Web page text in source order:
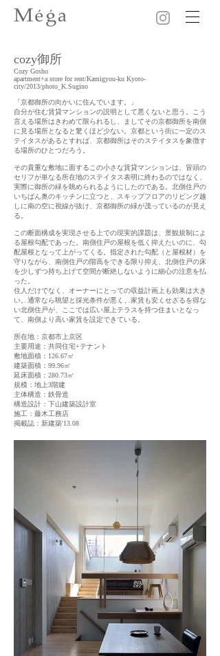
cozy御所
Cozy Gosho
apartment+a store for rent/Kamigyou-ku Kyoto-
city/2013/photo_K.Sugino
「京都御所の向かいに住んでいます。」
自分が住む賃貸マンションの説明として悪くないと思う。こう
言える場所はきわめて限られるし、ましてその京都御所を南側
に見る場所となると驚くほど少ない。京都という街に一定のス
テイタスがあるとすれば、京都御所はそのステイタスを象徴す
る場所のひとつだろう。
その貴重な敷地に面するこの小さな賃貸マンションは、冒頭の
セリフが単なる所在地のステイタス表明に終わるのではなく、
実際に御所の緑を眺められるようにしたのである。北側住戸の
いちばん奥のキッチンに立つと、スキップフロアのリビング越
しに南の空に視線が抜け、京都御所の緑が茂っているのが見え
る。
この断面構成を実現させる上での現実的課題は、景観規制によ
る屋根勾配であった。南側住戸の屋根を低く抑えたいのに、勾
配屋根となって上がってくる。指定された勾配（と屋根材）を
守りながら、南側住戸の階高をできる限り抑え、北側住戸の床
を少しずつ持ち上げて空間が断絶しないように細心の注意を払
った。
住人だけでなく、オーナーにとっての収益計画上も効果は大き
い。通常なら眺望と採光条件が悪く、家賃も安くせざるを得な
い北側住戸が、ここでは広い屋上テラスを持つ住まいとなっ
て、南側より高い家賃を設定できている。
所在地： 京都市上京区
主要用途：共同住宅+テナント
敷地面積：126.67㎡
建築面積：99.96㎡
延床面積：280.73㎡
規模：地上3階建
主体構造：鉄骨造
​構造設計：下山建築設計室
施工：藤木工務店
掲載誌：新建築'13.08